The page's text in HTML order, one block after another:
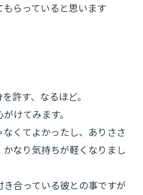
らっていると思います
許す、なるほど。
けてみます。
くてよかったし、ありささ
なり気持ちが軽くなりまし
合っている彼との事ですが